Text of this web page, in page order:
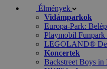
Élmények
Vidámparkok
Europa-Park:
Playmobil Funpark
LEGOLAND®
Koncertek
Backstreet Boys in